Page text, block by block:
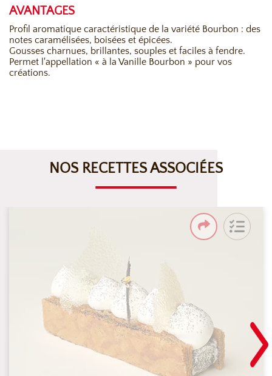
AVANTAGES
Profil aromatique caractéristique de la variété Bourbon : des
notes caramélisées, boisées et épicées.
Gousses charnues, brillantes, souples et faciles à fendre.
Permet l'appellation « à la Vanille Bourbon » pour vos
créations.
NOS RECETTES ASSOCIÉES